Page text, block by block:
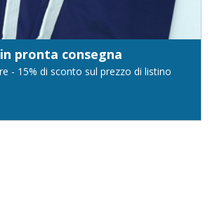
pronta consegna
- 15% di sconto sul prezzo di listino